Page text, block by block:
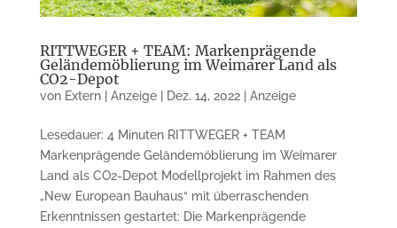
RITTWEGER + TEAM: Markenprägende
Geländemöblierung im Weimarer Land als
CO2-Depot
von Extern | Anzeige| Dez. 14, 2022| Anzeige
Lesedauer: 4 Minuten RITTWEGER + TEAM
Markenprägende Ge­lände­möblierung im Weimarer
Land als CO2-Depot Modellprojekt im Rahmen des
„New European Bauhaus“ mit überra­schenden
Erkenntnissen gestartet: Die Markenprägende